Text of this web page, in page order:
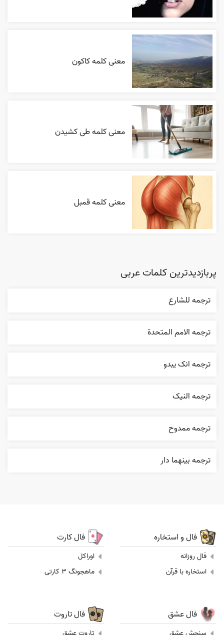
معنی کلمه کاکون
معنی کلمه طی کشیدن
معنی کلمه قمبل
پربازدیدترین کلمات عربی
ترجمه للشارع
ترجمه الامم المتحدة
ترجمه انک يبدو
ترجمه النیک
ترجمه ممدوح
ترجمه بينهما دار
فال و استخاره
فال روزانه
استخاره با قرآن
فال کارت
اوراکل
ماهجونگ 3 کارتی
فال عشق فال تاروت